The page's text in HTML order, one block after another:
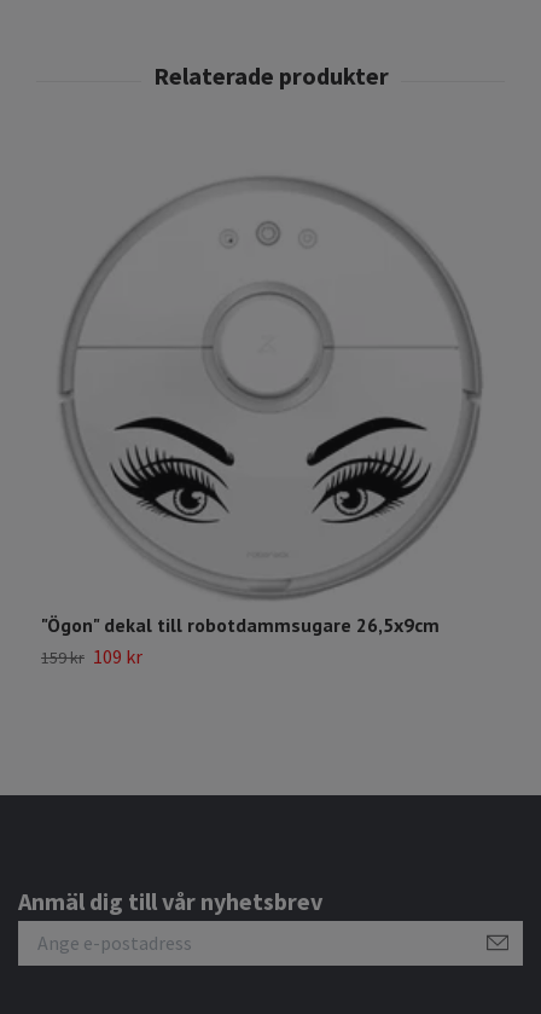
"Ögon" dekal till robotdammsugare 26,5x9cm
159 kr 109 kr
Anmäl dig till vår nyhetsbrev